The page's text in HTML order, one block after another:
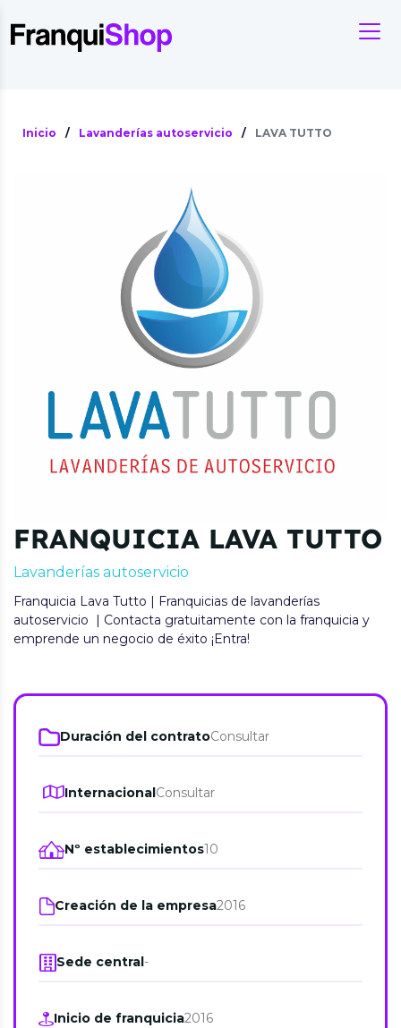
Inicio / Lavanderías autoservicio / LAVA TUTTO
FRANQUICIA LAVA TUTTO
Lavanderías autoservicio
Franquicia Lava Tutto | Franquicias de lavanderías
autoservicio | Contacta gratuitamente con la franquicia y
emprende un negocio de éxito ¡Entra!
Duración del contratoConsultar
Internacional Consultar
Nº establecimientos10
Creación de la empresa2016
Sede central -
Inicio de franquicia2016